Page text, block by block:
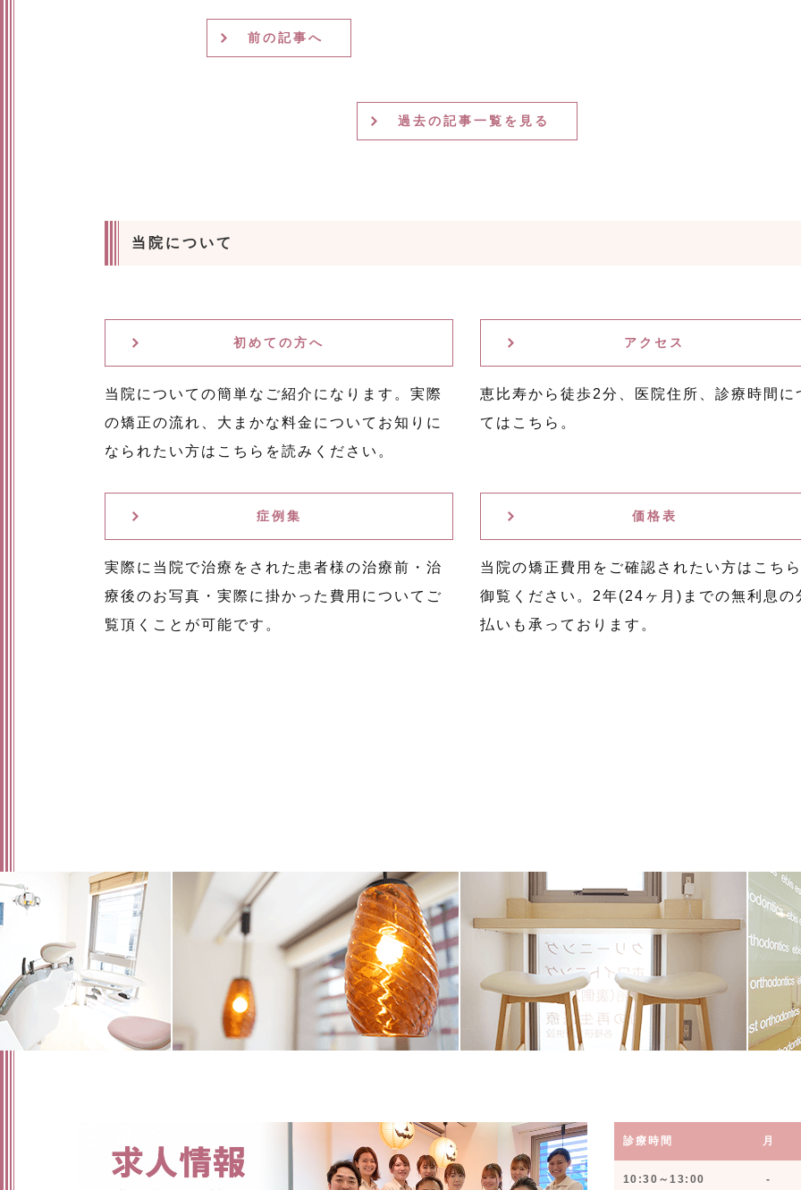
前の記事へ
過去の記事一覧を見る
当院について
初めての方へ
当院についての簡単なご紹介になります。実際
の矯正の流れ、大まかな料金についてお知りに
なられたい方はこちらを読みください。
アクセス
恵比寿から徒歩2分、医院住所、診療時間に
てはこちら。
症例集
実際に当院で治療をされた患者様の治療前・治
療後のお写真・実際に掛かった費用についてご
覧頂くことが可能です。
価格表
当院の矯正費用をご確認されたい方はこち
御覧ください。2年(24ヶ月)までの無利息の
払いも承っております。
診療時間 月
10:30～13:00 -